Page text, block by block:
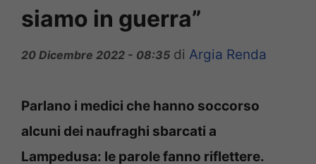
siamo in guerra”
20 Dicembre 2022 - 08:35 di Argia Renda
Parlano i medici che hanno soccorso
alcuni dei naufraghi sbarcati a
Lampedusa: le parole fanno riflettere.